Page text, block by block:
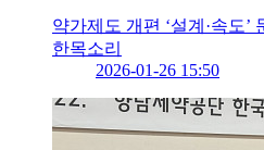
약가제도 개편 ‘설계·속도
한목소리
2026-01-26 15:50